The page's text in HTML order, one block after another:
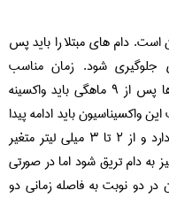
است. دام های مبتلا را باید پس
جلوگیری شود. زمان مناسب
وکسیناسیون دام اوایل پاییز می باشد. دام ها پس از ۹ ماهگی باید واکسینه
واکسیناسیون باید ادامه پیدا
کند.میزان تزریق واکسن به وزن دام بستگی دارد و از ۲ تا ۳ میلی لیتر متغیر
به دام تریق شود اما در صورتی
دو نوبت به فاصله زمانی دو